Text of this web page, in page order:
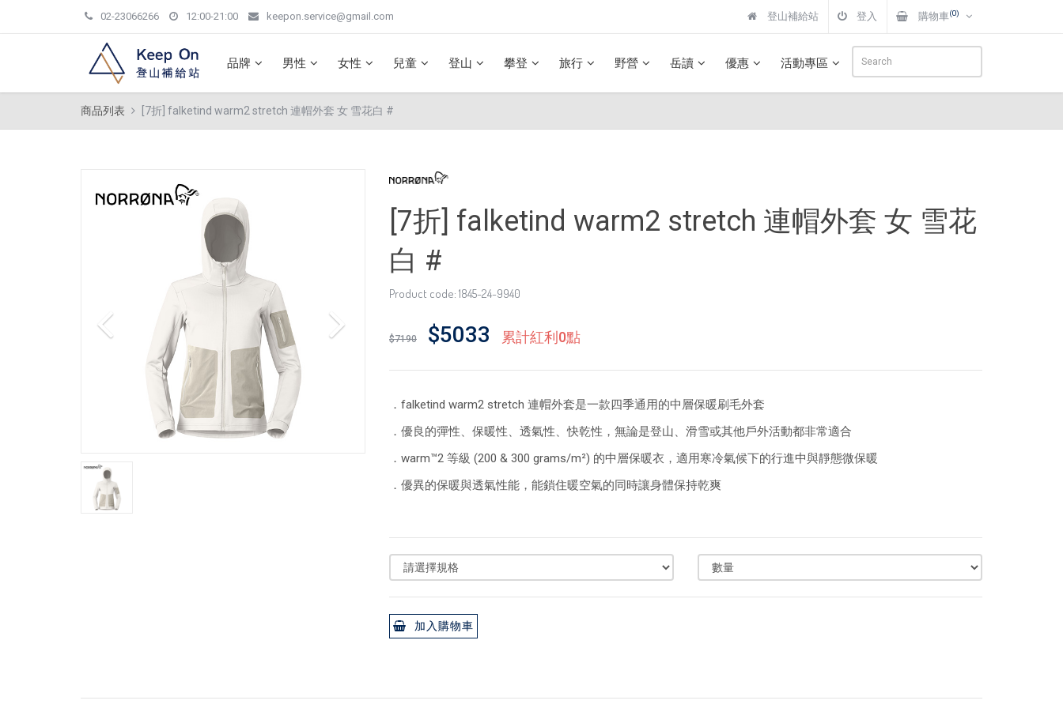
02-23066266 12:00-21:00 keepon.service@gmail.com 登山補給站 登入 購物車(0)
品牌 男性 女性 兒童 登山 攀登 旅行 野營 岳讀 優惠 活動專區
商品列表 [7折] falketind warm2 stretch 連帽外套 女 雪花白 #
[7折] falketind warm2 stretch 連帽外套 女 雪花
白 #
Product code: 1845-24-9940
$7190 $5033 累計紅利0點
．falketind warm2 stretch 連帽外套是一款四季通用的中層保暖刷毛外套
．優良的彈性、保暖性、透氣性、快乾性，無論是登山、滑雪或其他戶外活動都非常適合
．warm™2 等級 (200 & 300 grams/m²) 的中層保暖衣，適用寒冷氣候下的行進中與靜態微保暖
．優異的保暖與透氣性能，能鎖住暖空氣的同時讓身體保持乾爽
加入購物車